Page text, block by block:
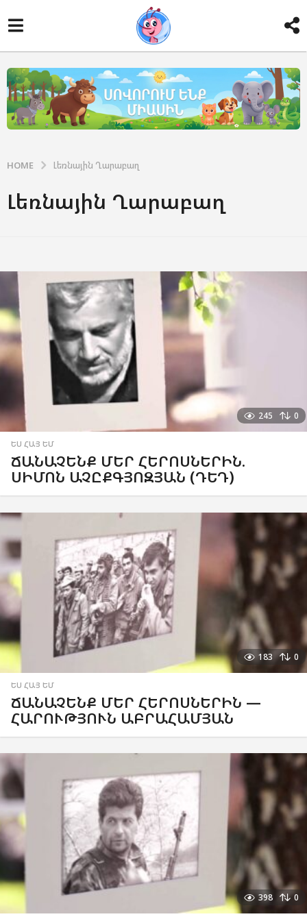
HOME Լեռնային Ղարաբաղ
Լեռնային Ղարաբաղ
245 0
ԵՍ ՀԱՅ ԵՄ
ՃԱՆԱՉԵՆՔ ՄԵՐ ՀԵՐՈՍՆԵՐԻՆ.
ՍԻՄՈՆ ԱՉԸՔԳՅՈԶՅԱՆ (ԴԵԴ)
183 0
ԵՍ ՀԱՅ ԵՄ
ՃԱՆԱՉԵՆՔ ՄԵՐ ՀԵՐՈՍՆԵՐԻՆ —
ՀԱՐՈՒԹՅՈՒՆ ԱԲՐԱՀԱՄՅԱՆ
398 0